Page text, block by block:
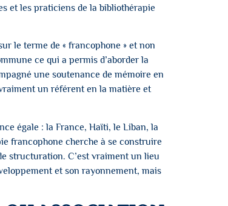
et les praticiens de la bibliothérapie
le terme de « francophone » et non
ce qui a permis d’aborder la
une soutenance de mémoire en
un référent en la matière et
égale : la France, Haïti, le Liban, la
francophone cherche à se construire
structuration. C’est vraiment un lieu
et son rayonnement, mais